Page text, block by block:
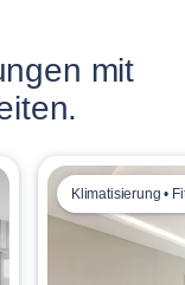
mit
Klimatisierung •